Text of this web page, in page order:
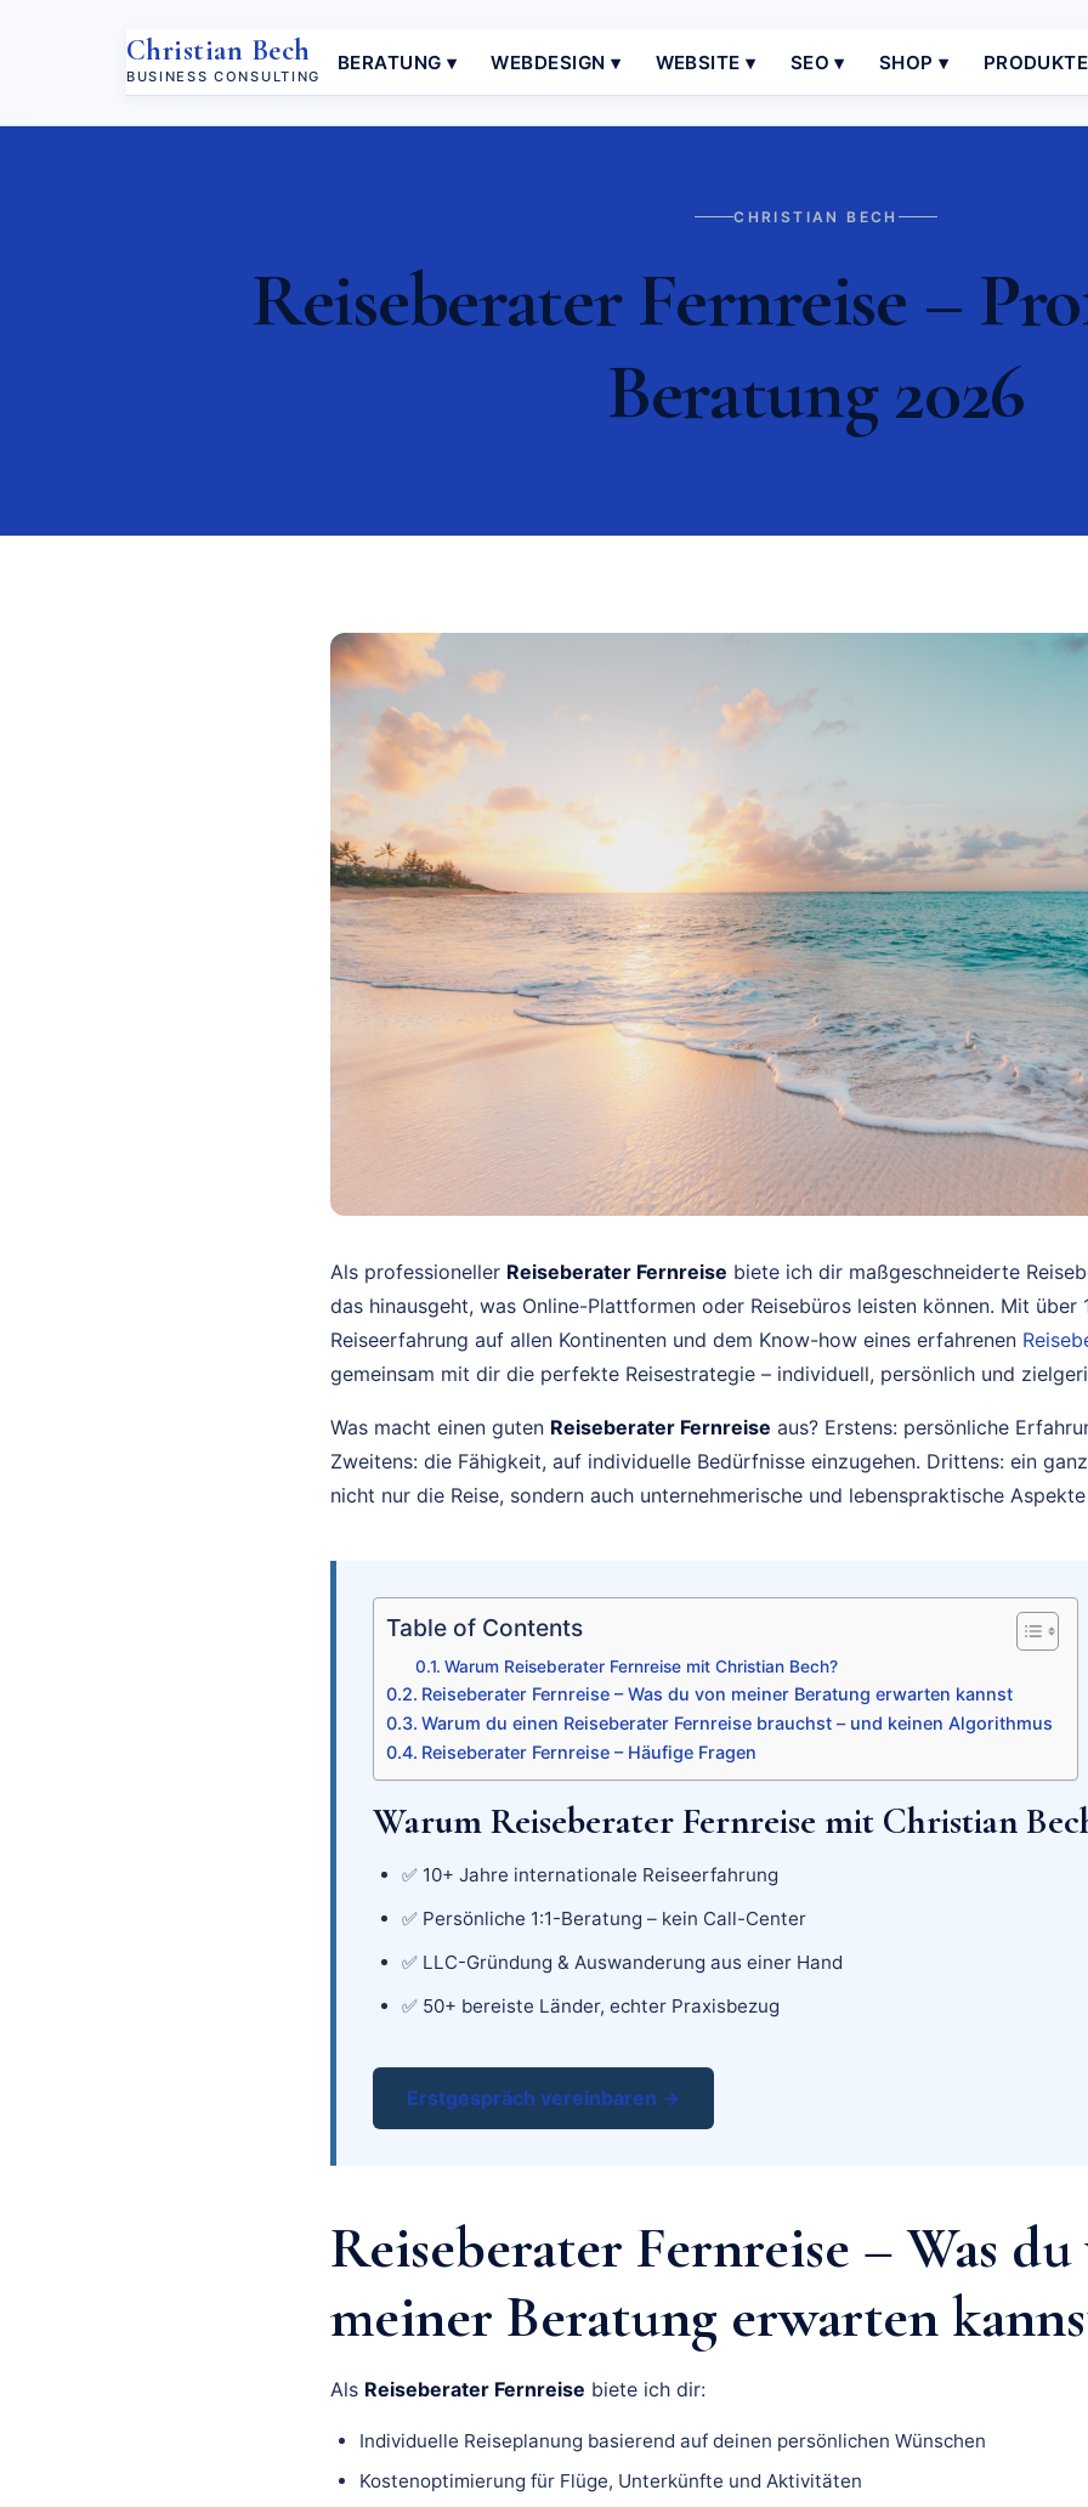
Christian Bech
BUSINESS CONSULTING
BERATUNG ▾ WEBDESIGN ▾ WEBSITE ▾ SEO ▾ SHOP ▾ PRODUKTE
CHRISTIAN BECH
Reiseberater Fernreise –
Beratung 2026
Als professioneller Reiseberater Fernreise biete ich dir maßgeschneiderte
das hinausgeht, was Online-Plattformen oder Reisebüros leisten können. Mit über
Reiseerfahrung auf allen Kontinenten und dem Know-how eines erfahrenen
gemeinsam mit dir die perfekte Reisestrategie – individuell, persönlich und
Was macht einen guten Reiseberater Fernreise aus? Erstens: persönliche
Zweitens: die Fähigkeit, auf individuelle Bedürfnisse einzugehen. Drittens: ein
nicht nur die Reise, sondern auch unternehmerische und lebenspraktische
Table of Contents
Warum Reiseberater Fernreise mit Christian Bech?
Reiseberater Fernreise – Was du von meiner Beratung erwarten kannst
Warum du einen Reiseberater Fernreise brauchst – und keinen Algorithmus
Reiseberater Fernreise – Häufige Fragen
Warum Reiseberater Fernreise mit Christian
✅ 10+ Jahre internationale Reiseerfahrung
✅ Persönliche 1:1-Beratung – kein Call-Center
✅ LLC-Gründung & Auswanderung aus einer Hand
✅ 50+ bereiste Länder, echter Praxisbezug
Erstgespräch vereinbaren →
Reiseberater Fernreise – Was
meiner Beratung erwarten
Als Reiseberater Fernreise biete ich dir:
Individuelle Reiseplanung basierend auf deinen persönlichen Wünschen
Kostenoptimierung für Flüge, Unterkünfte und Aktivitäten